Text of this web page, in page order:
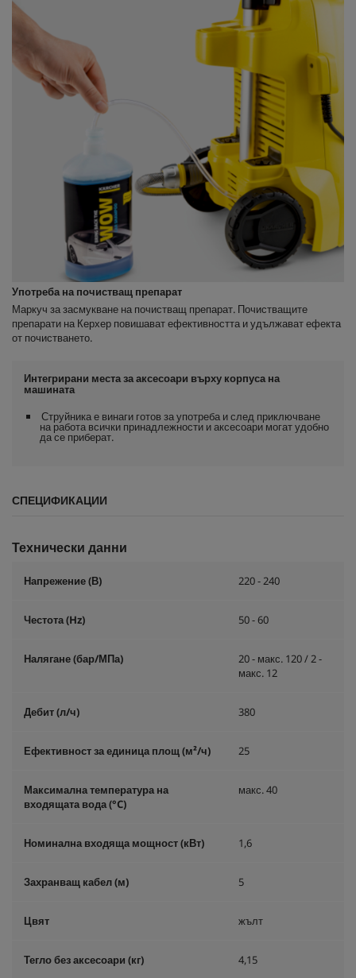
Употреба на почистващ препарат
Маркуч за засмукване на почистващ препарат. Почистващите
препарати на Керхер повишават ефективността и удължават ефекта
от почистването.
Интегрирани места за аксесоари върху корпуса на
машината
Струйника е винаги готов за употреба и след приключване
на работа всички принадлежности и аксесоари могат удобно
да се приберат.
СПЕЦИФИКАЦИИ
Технически данни
Напрежение (В) 220 - 240
Честота (Hz) 50 - 60
Налягане (бар/МПа)
20 - макс. 120 / 2 -
макс. 12
Дебит (л/ч) 380
Ефективност за единица площ (м²/ч) 25
Максимална температура на
входящата вода (°C)
макс. 40
Номинална входяща мощност (кВт) 1,6
Захранващ кабел (м) 5
Цвят жълт
Тегло без аксесоари (кг) 4,15